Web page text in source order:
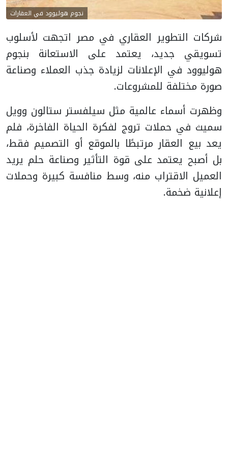
نجوم هوليوود في العقارات
شركات التطوير العقاري في مصر اتجهت لأسلوب
تسويقي جديد، يعتمد على الاستعانة بنجوم
هوليوود في الإعلانات لزيادة جذب العملاء وصناعة
صورة مختلفة للمشروعات.
وظهرت أسماء عالمية مثل سيلفستر ستالون وويل
سميث في حملات تروج لفكرة الحياة الفاخرة، فلم
يعد بيع العقار مرتبطًا بالموقع أو التصميم فقط،
بل أصبح يعتمد على قوة التأثير وصناعة حلم يريد
العميل الاقتراب منه، وسط منافسة كبيرة وحملات
إعلانية ضخمة.